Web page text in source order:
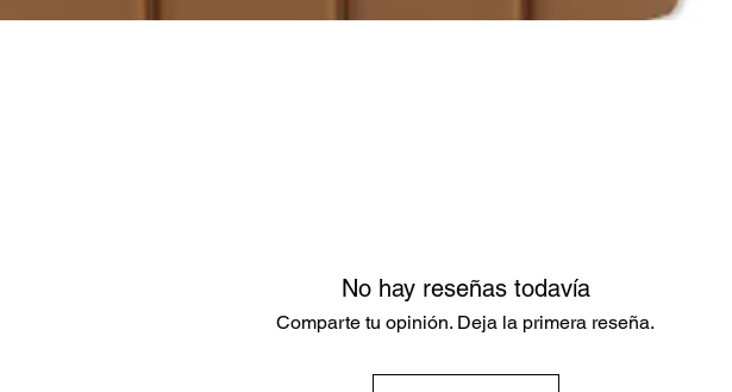
No hay reseñas todavía
Comparte tu opinión. Deja la primera reseña.